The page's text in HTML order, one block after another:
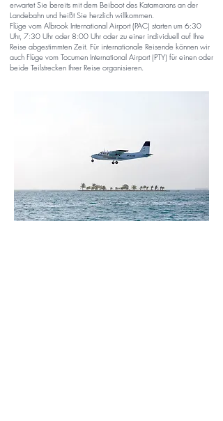
erwartet Sie bereits mit dem Beiboot des Katamarans an der
Landebahn und heißt Sie herzlich willkommen.
Flüge vom Albrook International Airport (PAC) starten um 6:30
Uhr, 7:30 Uhr oder 8:00 Uhr oder zu einer individuell auf Ihre
Reise abgestimmten Zeit. Für internationale Reisende können wir
auch Flüge vom Tocumen International Airport (PTY) für einen oder
beide Teilstrecken Ihrer Reise organisieren.